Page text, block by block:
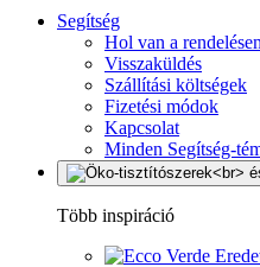
Segítség
Hol van a
Visszaküldés
Szállítási költségek
Fizetési módok
Kapcsolat
Minden Segítség-
Több inspiráció